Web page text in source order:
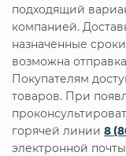
подходящий
компанией.
назначенные
возможна
Покупателям
товаров. При
горячей линии 8
электронной почты